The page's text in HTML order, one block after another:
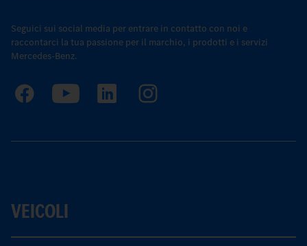
Seguici sui social media per entrare in contatto con noi e
raccontarci la tua passione per il marchio, i prodotti e i servizi
Mercedes-Benz.
VEICOLI